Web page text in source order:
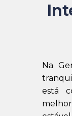
Na
está